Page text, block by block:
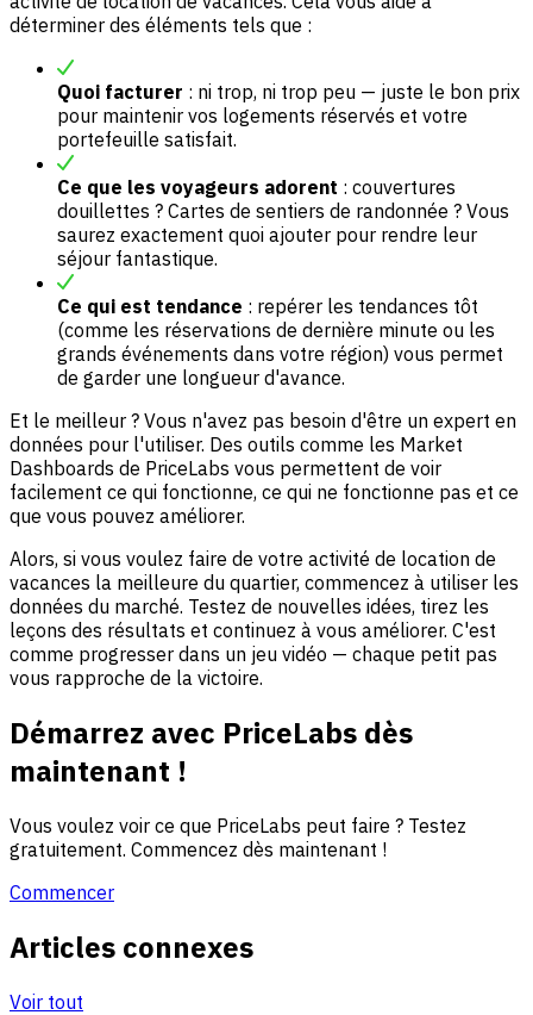
déterminer des éléments tels que :
Quoi facturer : ni trop, ni trop peu — juste le bon prix
pour maintenir vos logements réservés et votre
portefeuille satisfait.
Ce que les voyageurs adorent : couvertures
douillettes ? Cartes de sentiers de randonnée ? Vous
saurez exactement quoi ajouter pour rendre leur
séjour fantastique.
Ce qui est tendance : repérer les tendances tôt
(comme les réservations de dernière minute ou les
grands événements dans votre région) vous permet
de garder une longueur d'avance.
Et le meilleur ? Vous n'avez pas besoin d'être un expert en
données pour l'utiliser. Des outils comme les Market
Dashboards de PriceLabs vous permettent de voir
facilement ce qui fonctionne, ce qui ne fonctionne pas et ce
que vous pouvez améliorer.
Alors, si vous voulez faire de votre activité de location de
vacances la meilleure du quartier, commencez à utiliser les
données du marché. Testez de nouvelles idées, tirez les
leçons des résultats et continuez à vous améliorer. C'est
comme progresser dans un jeu vidéo — chaque petit pas
vous rapproche de la victoire.
Démarrez avec PriceLabs dès
maintenant !
Vous voulez voir ce que PriceLabs peut faire ? Testez
gratuitement. Commencez dès maintenant !
Commencer
Articles connexes
Voir tout